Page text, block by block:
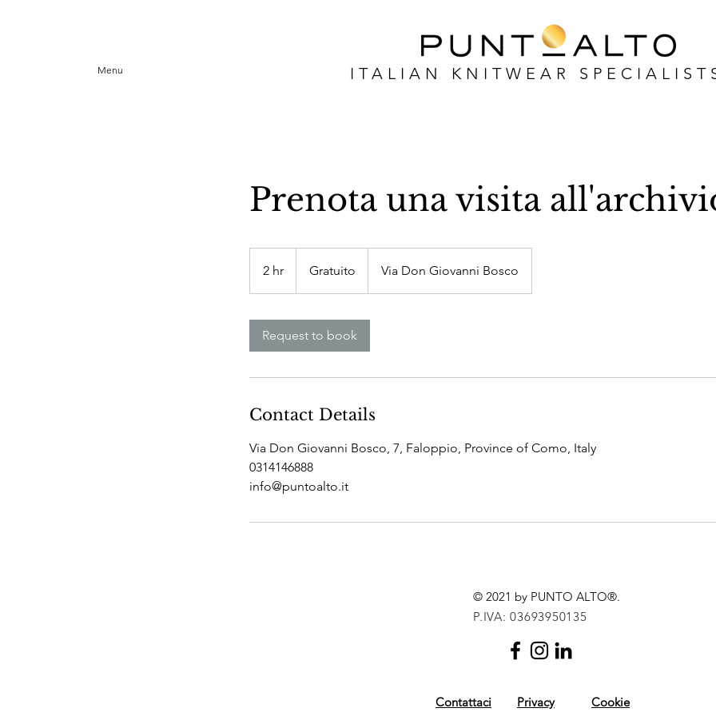
Menu ITALIAN KNITWEAR
Prenota una visita
2 hr
h
Gratuito Via Don Giovanni Bosco
Request to book
Contact Details
Via Don Giovanni Bosco, 7, Faloppio, Province of Como, Italy
0314146888
info@puntoalto.it
© 2021 by PUNTO ALTO®.
P.IVA: 03693950135
Contattaci Privacy Cookie